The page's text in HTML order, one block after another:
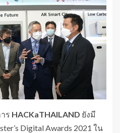
ร HACKaTHAILAND ยังมี
Digital Awards 2021 ใน